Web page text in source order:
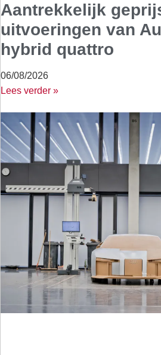
Aantrekkelijk
uitvoeringen van
hybrid quattro
06/08/2026
Lees verder »